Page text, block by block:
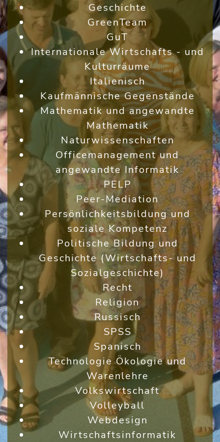
Geschichte
GreenTeam
GuT
Internationale Wirtschafts - und
Kulturräume
Italienisch
Kaufmännische Gegenstände
Mathematik und angewandte
Mathematik
Naturwissenschaften
Officemanagement und
angewandte Informatik
PELP
Peer-Mediation
Persönlichkeitsbildung und
soziale Kompetenz
Politische Bildung und
Geschichte (Wirtschafts- und
Sozialgeschichte)
Recht
Religion
Russisch
SPSS
Spanisch
Technologie Ökologie und
Warenlehre
Volkswirtschaft
Volleyball
Webdesign
Wirtschaftsinformatik